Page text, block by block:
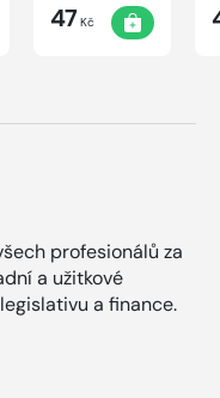
47Kč
profesionálů za
a užitkové
a finance.